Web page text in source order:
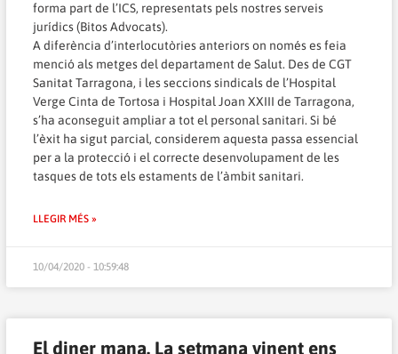
forma part de l’ICS, representats pels nostres serveis
jurídics (Bitos Advocats).
A diferència d’interlocutòries anteriors on només es feia
menció als metges del departament de Salut. Des de CGT
Sanitat Tarragona, i les seccions sindicals de l’Hospital
Verge Cinta de Tortosa i Hospital Joan XXIII de Tarragona,
s’ha aconseguit ampliar a tot el personal sanitari. Si bé
l’èxit ha sigut parcial, considerem aquesta passa essencial
per a la protecció i el correcte desenvolupament de les
tasques de tots els estaments de l’àmbit sanitari.
LLEGIR MÉS »
10/04/2020 - 10:59:48
El diner mana. La setmana vinent ens